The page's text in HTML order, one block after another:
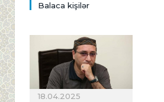
Balaca kişilər
18.04.2025